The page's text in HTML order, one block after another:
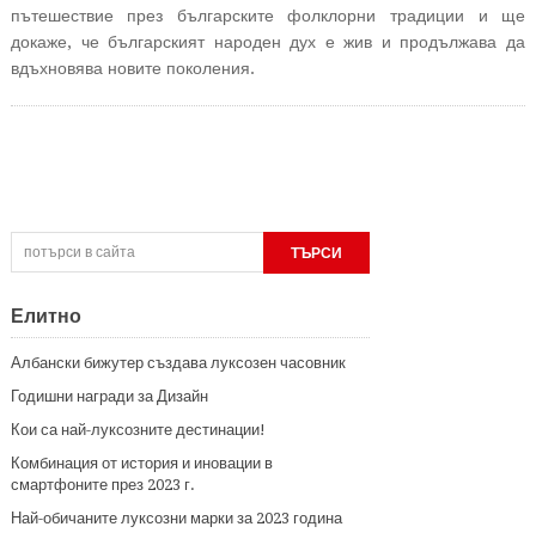
пътешествие през българските фолклорни традиции и ще
докаже, че българският народен дух е жив и продължава да
вдъхновява новите поколения.
Елитно
Албански бижутер създава луксозен часовник
Годишни награди за Дизайн
Кои са най-луксозните дестинации!
Комбинация от история и иновации в
смартфоните през 2023 г.
Най-обичаните луксозни марки за 2023 година